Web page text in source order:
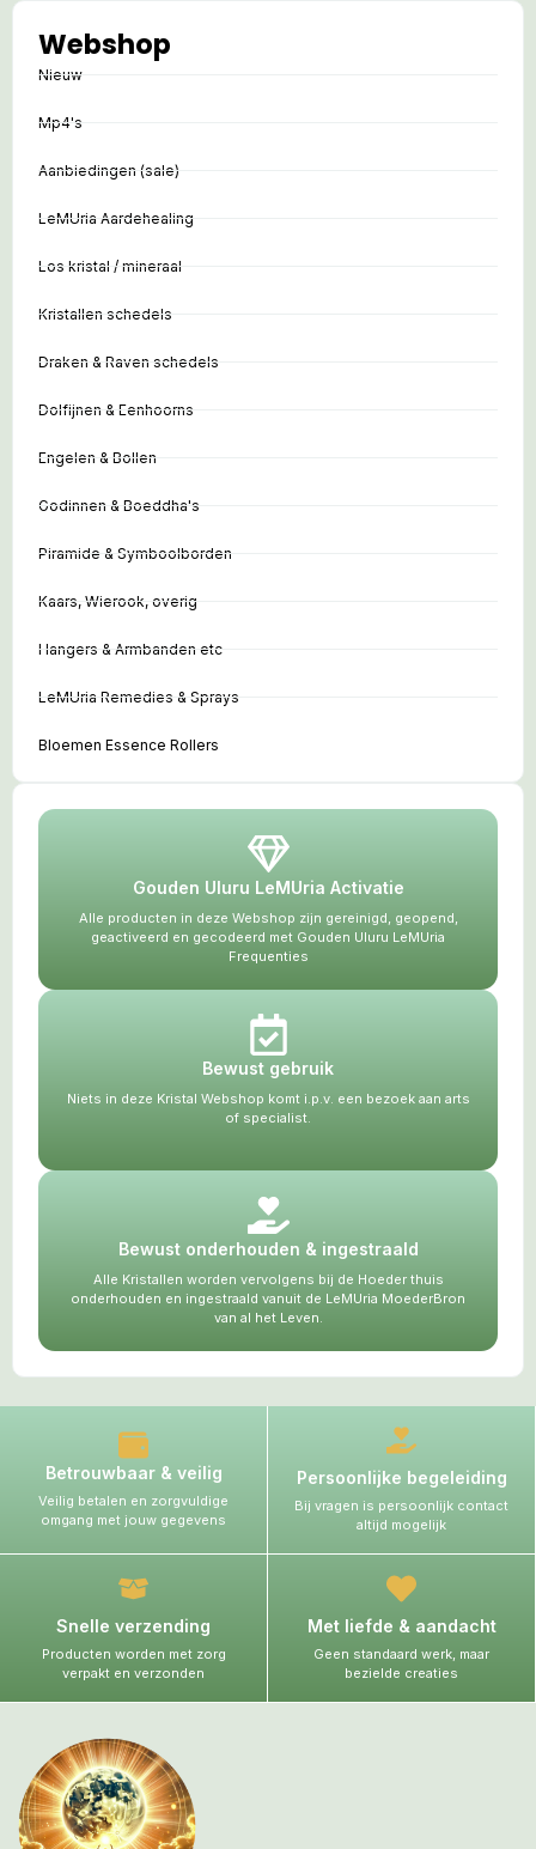
Webshop
Nieuw
Mp4's
Aanbiedingen (sale)
LeMUria Aardehealing
Los kristal / mineraal
Kristallen schedels
Draken & Raven schedels
Dolfijnen & Eenhoorns
Engelen & Bollen
Godinnen & Boeddha's
Piramide & Symboolborden
Kaars, Wierook, overig
Hangers & Armbanden etc
LeMUria Remedies & Sprays
Bloemen Essence Rollers
Gouden Uluru LeMUria Activatie
Alle producten in deze Webshop zijn gereinigd, geopend,
geactiveerd en gecodeerd met Gouden Uluru LeMUria
Frequenties
Bewust gebruik
Niets in deze Kristal Webshop komt i.p.v. een bezoek aan arts
of specialist.
Bewust onderhouden & ingestraald
Alle Kristallen worden vervolgens bij de Hoeder thuis
onderhouden en ingestraald vanuit de LeMUria MoederBron
van al het Leven.
Betrouwbaar & veilig
Veilig betalen en zorgvuldige
omgang met jouw gegevens
Persoonlijke begeleiding
Bij vragen is persoonlijk contact
altijd mogelijk
Snelle verzending
Producten worden met zorg
verpakt en verzonden
Met liefde & aandacht
Geen standaard werk, maar
bezielde creaties